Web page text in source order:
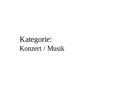
Kategorie:
Konzert / Musik